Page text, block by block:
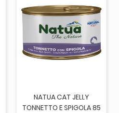
NATUA CAT JELLY
TONNETTO E SPIGOLA 85